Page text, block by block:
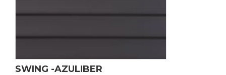
SWING -AZULIBER